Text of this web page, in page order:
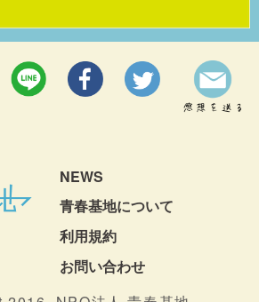
NEWS
青春基地について
利用規約
お問い合わせ